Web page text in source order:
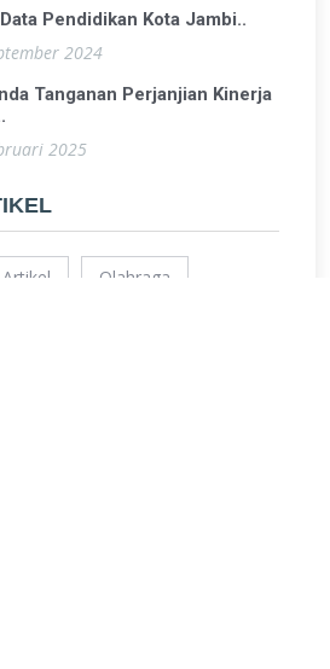
Pendidikan Kota Jambi..
2024
Tanganan Perjanjian Kinerja
2025
Artikel Olahraga